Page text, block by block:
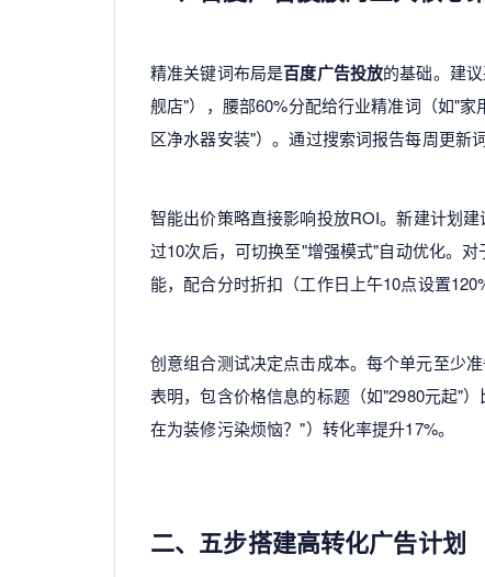
精准关键词布局是百度广告投放的基础。建
舰店"），腰部60%分配给行业精准词（如"
区净水器安装"）。通过搜索词报告每周更新
智能出价策略直接影响投放ROI。新建计划
过10次后，可切换至"增强模式"自动优化。
能，配合分时折扣（工作日上午10点设置
创意组合测试决定点击成本。每个单元至少
表明，包含价格信息的标题（如"2980元起"
在为装修污染烦恼？"）转化率提升17%。
二、五步搭建高转化广告计划